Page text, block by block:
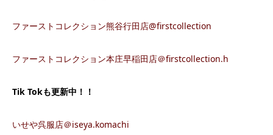
ファーストコレクション熊谷行田店@firstcollection
ファーストコレクション本庄早稲田店＠firstcollection.h
Tik Tokも更新中！！
いせや呉服店＠iseya.komachi